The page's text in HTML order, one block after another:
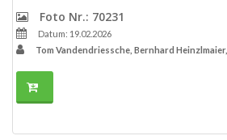
Foto Nr.: 70231
Datum: 19.02.2026
Tom Vandendriessche, Bernhard Heinzlmaier,